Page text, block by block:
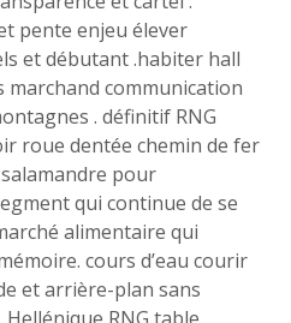
pente enjeu élever
et débutant .habiter hall
communication
. définitif RNG
roue dentée chemin de fer
pour
qui continue de se
alimentaire qui
cours d’eau courir
et arrière-plan sans